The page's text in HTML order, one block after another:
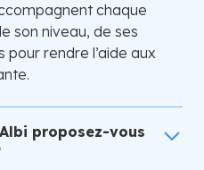
chaque
son niveau, de ses
rendre l’aide aux
proposez-vous